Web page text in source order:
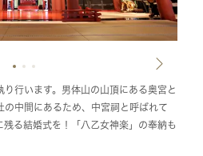
行います。男体山の山頂にある奥宮と
の中間にあるため、中宮祠と呼ばれて
る結婚式を！「八乙女神楽」の奉納も